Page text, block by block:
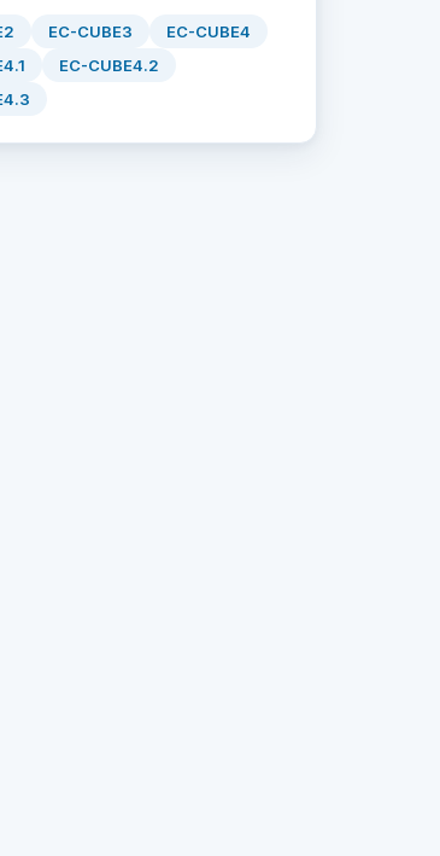
EC-CUBE3
EC-CUBE4
EC-CUBE4.2